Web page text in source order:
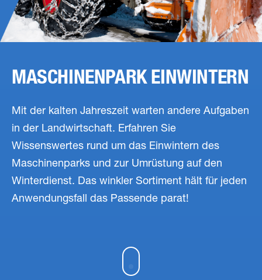
MASCHINENPARK EINWINTERN
Mit der kalten Jahreszeit warten andere Aufgaben
in der Landwirtschaft. Erfahren Sie
Wissenswertes rund um das Einwintern des
Maschinenparks und zur Umrüstung auf den
Winterdienst. Das winkler Sortiment hält für jeden
Anwendungsfall das Passende parat!